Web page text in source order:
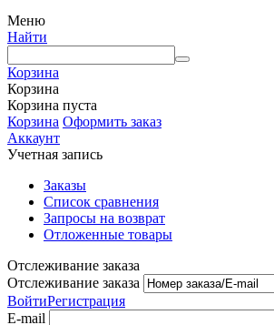
Меню
Найти
Корзина
Корзина
Корзина пуста
Корзина Оформить заказ
Аккаунт
Учетная запись
Заказы
Список сравнения
Запросы на возврат
Отложенные товары
Отслеживание заказа
Отслеживание заказа
ВойтиРегистрация
E-mail